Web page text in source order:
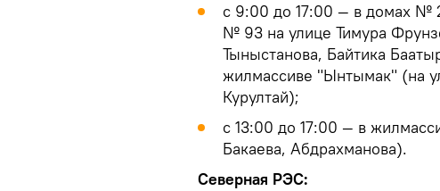
с 9:00 до 17:00 — в домах №
№ 93 на улице Тимура
Тыныстанова, Байтика
жилмассиве "Ынтымак" (на
Курултай);
с 13:00 до 17:00 — в
Бакаева, Абдрахманова).
Северная РЭС: